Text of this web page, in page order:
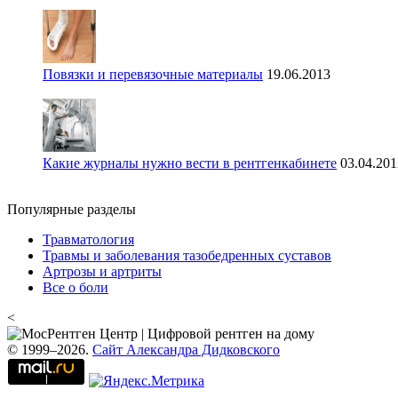
Повязки и перевязочные материалы 19.06.2013
Какие журналы нужно вести в рентгенкабинете
Популярные разделы
Травматология
Травмы и заболевания тазобедренных суставов
Артрозы и артриты
Все о боли
<
© 1999–2026. Сайт Александра Дидковского